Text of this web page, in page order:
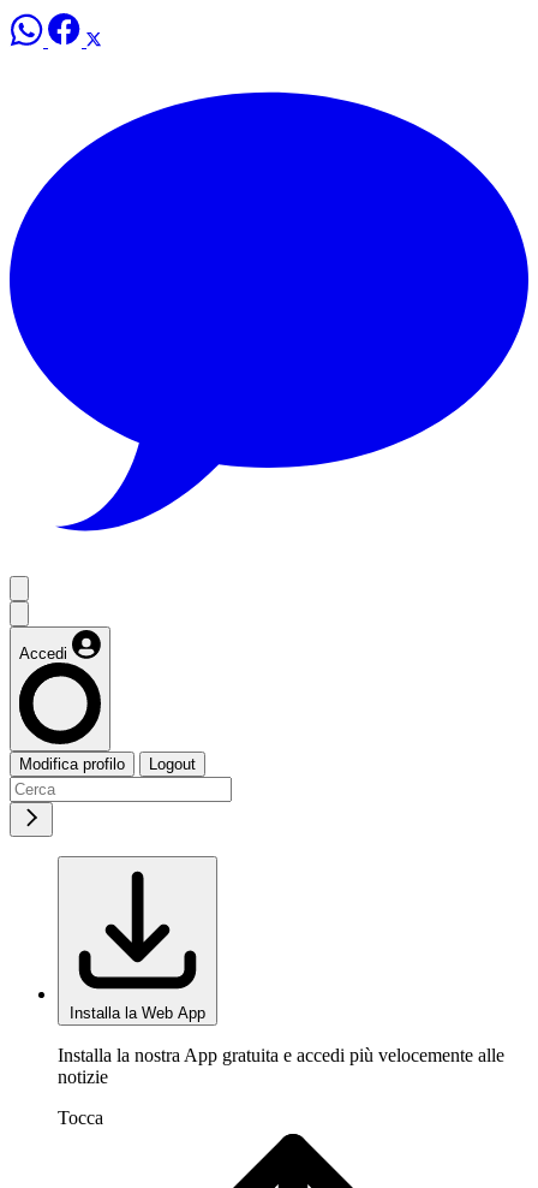
Accedi
Modifica profilo Logout
Installa la Web App
Installa la nostra App gratuita e accedi più velocemente alle
notizie
Tocca